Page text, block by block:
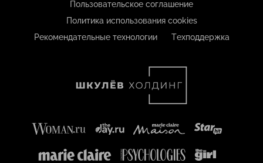
Пользовательское соглашение
Политика использования cookies
Рекомендательные технологии
Техподдержка